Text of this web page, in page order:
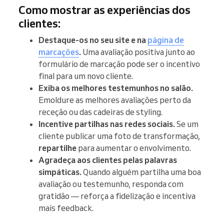
Como mostrar as experiências dos
clientes:
Destaque-os no seu site e na página de
marcações. Uma avaliação positiva junto ao
formulário de marcação pode ser o incentivo
final para um novo cliente.
Exiba os melhores testemunhos no salão.
Emoldure as melhores avaliações perto da
receção ou das cadeiras de styling.
Incentive partilhas nas redes sociais.Se um
cliente publicar uma foto de transformação,
repartilhe para aumentar o envolvimento.
Agradeça aos clientes pelas palavras
simpáticas.Quando alguém partilha uma boa
avaliação ou testemunho, responda com
gratidão — reforça a fidelização e incentiva
mais feedback.